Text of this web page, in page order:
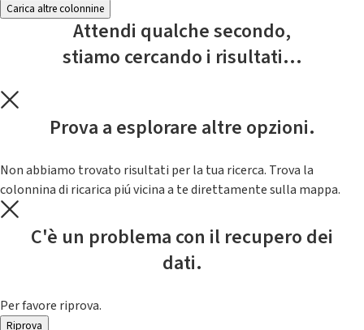
Carica altre colonnine
Attendi qualche secondo,
stiamo cercando i risultati...
Prova a esplorare altre opzioni.
Non abbiamo trovato risultati per la tua ricerca. Trova la
colonnina di ricarica piú vicina a te direttamente sulla mappa.
C'è un problema con il recupero dei
dati.
Per favore riprova.
Riprova